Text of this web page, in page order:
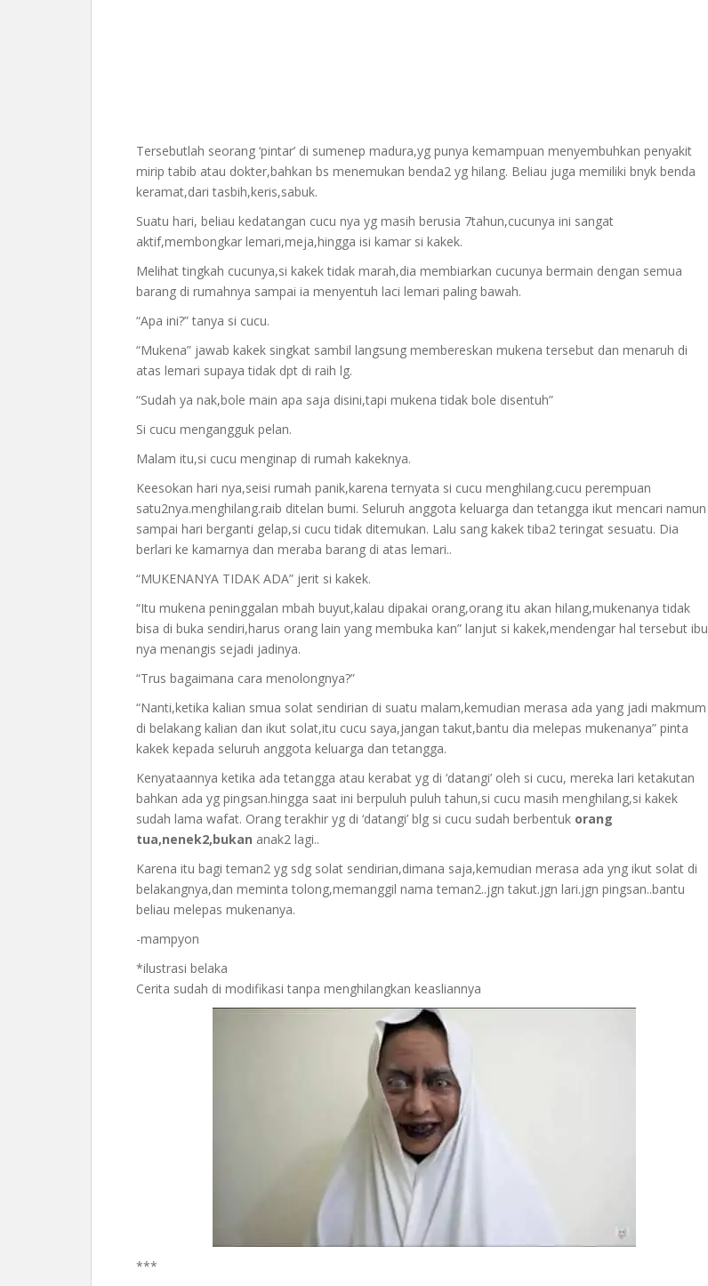
Tersebutlah seorang ‘pintar’ di sumenep madura,yg punya kemampuan menyembuhkan penyakit
mirip tabib atau dokter,bahkan bs menemukan benda2 yg hilang. Beliau juga memiliki bnyk benda
keramat,dari tasbih,keris,sabuk.
Suatu hari, beliau kedatangan cucu nya yg masih berusia 7tahun,cucunya ini sangat
aktif,membongkar lemari,meja,hingga isi kamar si kakek.
Melihat tingkah cucunya,si kakek tidak marah,dia membiarkan cucunya bermain dengan semua
barang di rumahnya sampai ia menyentuh laci lemari paling bawah.
“Apa ini?” tanya si cucu.
“Mukena” jawab kakek singkat sambil langsung membereskan mukena tersebut dan menaruh di
atas lemari supaya tidak dpt di raih lg.
“Sudah ya nak,bole main apa saja disini,tapi mukena tidak bole disentuh”
Si cucu mengangguk pelan.
Malam itu,si cucu menginap di rumah kakeknya.
Keesokan hari nya,seisi rumah panik,karena ternyata si cucu menghilang.cucu perempuan
satu2nya.menghilang.raib ditelan bumi. Seluruh anggota keluarga dan tetangga ikut mencari namun
sampai hari berganti gelap,si cucu tidak ditemukan. Lalu sang kakek tiba2 teringat sesuatu. Dia
berlari ke kamarnya dan meraba barang di atas lemari..
“MUKENANYA TIDAK ADA” jerit si kakek.
“Itu mukena peninggalan mbah buyut,kalau dipakai orang,orang itu akan hilang,mukenanya tidak
bisa di buka sendiri,harus orang lain yang membuka kan” lanjut si kakek,mendengar hal tersebut ibu
nya menangis sejadi jadinya.
“Trus bagaimana cara menolongnya?”
“Nanti,ketika kalian smua solat sendirian di suatu malam,kemudian merasa ada yang jadi makmum
di belakang kalian dan ikut solat,itu cucu saya,jangan takut,bantu dia melepas mukenanya” pinta
kakek kepada seluruh anggota keluarga dan tetangga.
Kenyataannya ketika ada tetangga atau kerabat yg di ‘datangi’ oleh si cucu, mereka lari ketakutan
bahkan ada yg pingsan.hingga saat ini berpuluh puluh tahun,si cucu masih menghilang,si kakek
sudah lama wafat. Orang terakhir yg di ‘datangi’ blg si cucu sudah berbentuk orang
tua,nenek2,bukan anak2 lagi..
Karena itu bagi teman2 yg sdg solat sendirian,dimana saja,kemudian merasa ada yng ikut solat di
belakangnya,dan meminta tolong,memanggil nama teman2..jgn takut.jgn lari.jgn pingsan..bantu
beliau melepas mukenanya.
-mampyon
*ilustrasi belaka
Cerita sudah di modifikasi tanpa menghilangkan keasliannya
***